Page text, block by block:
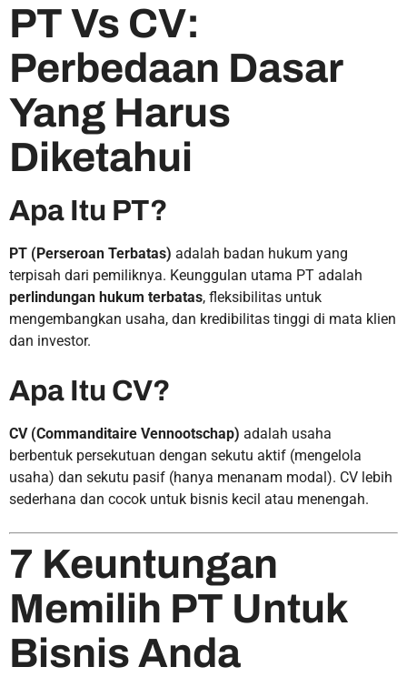
PT Vs CV:
Perbedaan Dasar
Yang Harus
Diketahui
Apa Itu PT?
PT (Perseroan Terbatas) adalah badan hukum yang
terpisah dari pemiliknya. Keunggulan utama PT adalah
perlindungan hukum terbatas, fleksibilitas untuk
mengembangkan usaha, dan kredibilitas tinggi di mata klien
dan investor.
Apa Itu CV?
CV (Commanditaire Vennootschap) adalah usaha
berbentuk persekutuan dengan sekutu aktif (mengelola
usaha) dan sekutu pasif (hanya menanam modal). CV lebih
sederhana dan cocok untuk bisnis kecil atau menengah.
7 Keuntungan
Memilih PT Untuk
Bisnis Anda